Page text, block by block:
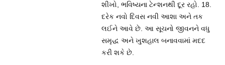
શીખો, ભવિષ્યના ટેન્શનથી દૂર રહો. 18.
દરેક નવો દિવસ નવી આશા અને તક
લઈને આવે છે. આ સૂચનો જીવનને વધુ
સમૃદ્ધ અને ખુશહાલ બનાવવામાં મદદ
કરી શકે છે.